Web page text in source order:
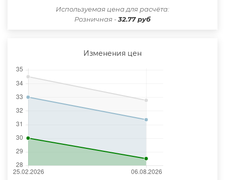
Иcпользуемая цена для расчёта:
Розничная -32.77 руб
Изменения цен